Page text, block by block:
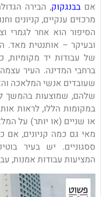
אם בבנגקוק, הבירה
מרכזים ענקיים, קניונים
הסיפור הוא אחר לגמרי
ובעיקר – אותנטית מאד.
של עבודות יד
ברחבי המדינה. העיר
שעובדים אנשי המלאכה
שלהם, שמוצעות בהמשך
במקומות הללו, לראות
או שניים (או יותר) על
מאי גם כמה קניונים, אם
ססגוניים. יש בעיר
המציעות עבודות אמנות,